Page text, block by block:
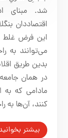
شد. مبنای
اقتصاددان
این فرض غلط
می‌توانند به
بدین طریق
در همان
مادامی که به
کنند، آن‌ها به
بیشتر